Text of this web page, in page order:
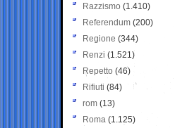
Razzismo (1.410)
Referendum (200)
Regione (344)
Renzi (1.521)
Repetto (46)
Rifiuti (84)
rom (13)
Roma (1.125)